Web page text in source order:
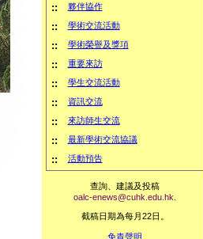
:: 夥伴協作
:: 學術交流活動
:: 學術榮譽及獎項
:: 重要來訪
:: 學生交流活動
:: 資訊交流
:: 來訪師生交流
:: 最新學術交流協議
:: 活動預告
查詢、建議及投稿
oalc-enews@cuhk.edu.hk
截稿日期為每月22日。
免責聲明